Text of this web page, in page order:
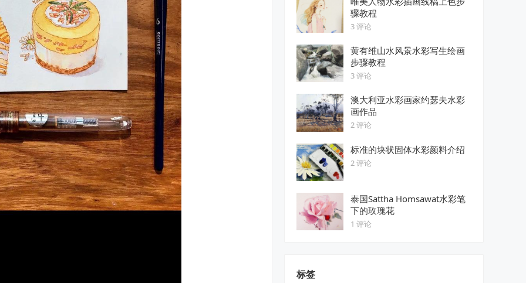
骤教程
3 评论
黄有维山水风景水彩写生绘画
步骤教程
3 评论
澳大利亚水彩画家约瑟夫水彩
画作品
2 评论
标准的块状固体水彩颜料介绍
2 评论
泰国Sattha Homsawat水彩笔
下的玫瑰花
1 评论
标签